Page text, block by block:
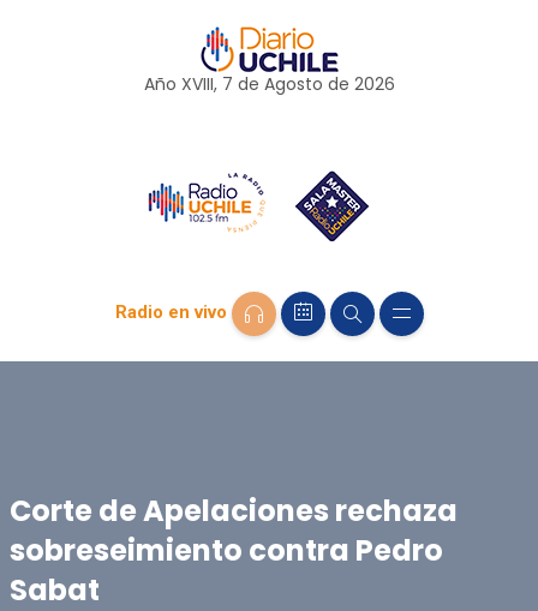
Año XVIII, 7 de Agosto de 2026
Radio en vivo
Corte de Apelaciones rechaza
sobreseimiento contra Pedro
Sabat